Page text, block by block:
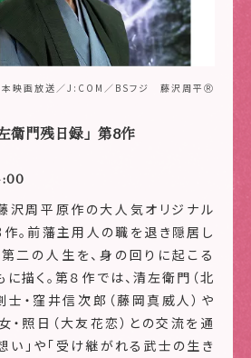
映画放送／J:COM／BSフジ 藤沢周平Ⓡ
衛門残日録」第8作
沢周平原作の大人気オリジナル
。前藩主用人の職を退き隠居し
二の人生を、身の回りに起こる
描く。第８作では、清左衛門（北
士・窪井信次郎（藤岡真威人）や
照日（大友花恋）との交流を通
い」や「受け継がれる武士の生き